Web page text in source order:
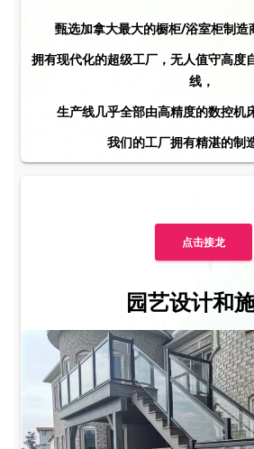
甄选加拿大最大的橱柜/浴室柜制造
拥有现代化的超级工厂，无人值守高度
线，
生产线几乎全部由高精度的数控机
我们的工厂拥有精湛的制
点击接龙
园艺设计和